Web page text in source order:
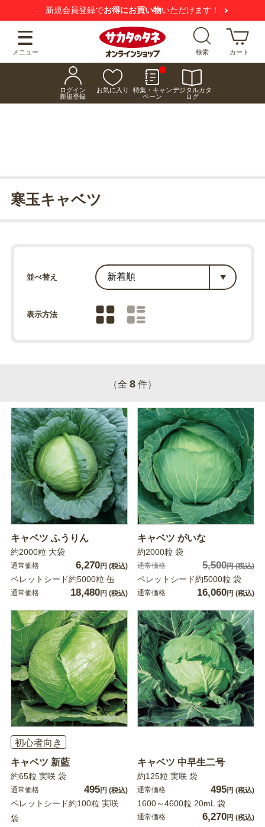
新規会員登録でお得にお買い物いただけます！
メニュー 検索 カート
ログイン
新規登録
お気に入り
特集・キャン
ペーン
デジタルカタ
ログ
寒玉キャベツ
並べ替え
表示方法
（全 8 件）
キャベツ ふうりん
約2000粒 大袋
通常価格 6,270円 (税込)
ペレットシード約5000粒 缶
通常価格 18,480円 (税込)
キャベツ がいな
約2000粒 袋
通常価格 5,500円(税込)
ペレットシード約5000粒 袋
通常価格 16,060円 (税込)
初心者向き
キャベツ 新藍
約65粒 実咲 袋
通常価格 495円 (税込)
ペレットシード約100粒 実咲
袋
キャベツ 中早生二号
約125粒 実咲 袋
通常価格 495円 (税込)
1600～4600粒 20mL 袋
通常価格 6,270円 (税込)